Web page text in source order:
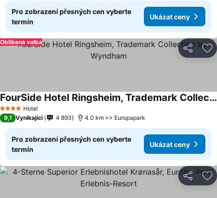
Pro zobrazení přesných cen vyberte
termín
Ukázat ceny
Sdílet
Oblíbená volba
4 Počet hvězdiček
Hotel
FourSide Hotel Ringsheim, Trademark Collection by Wyndham
9,1 Vynikající 4 893 4.0 km >> Europapark
Pro zobrazení přesných cen vyberte
termín
Ukázat ceny
Sdílet